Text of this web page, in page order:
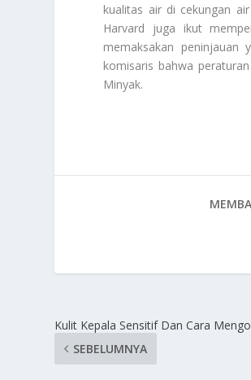
kualitas air di cekungan
Harvard juga ikut
memaksakan peninjauan
komisaris bahwa
Minyak.
Kulit Kepala Sensitif Dan Cara
SEBELUMNYA